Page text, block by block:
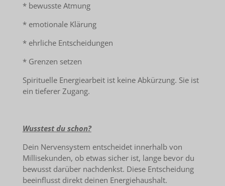
* bewusste Atmung
* emotionale Klärung
* ehrliche Entscheidungen
* Grenzen setzen
Spirituelle Energiearbeit ist keine Abkürzung. Sie ist
ein tieferer Zugang.
Wusstest du schon?
Dein Nervensystem entscheidet innerhalb von
Millisekunden, ob etwas sicher ist, lange bevor du
bewusst darüber nachdenkst. Diese Entscheidung
beeinflusst direkt deinen Energiehaushalt.